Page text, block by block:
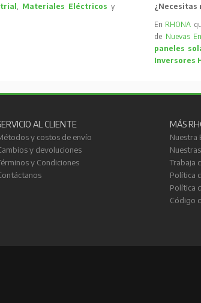
, Materiales Eléctricos y
¿Necesitas
En RHONA
de Nuevas
paneles
Inversores
AL CLIENTE
y costos de envío
y devoluciones
y Condiciones
MÁS
Nuestra
Trabaja
Política
Política
Código